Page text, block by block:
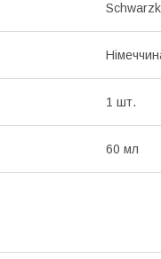
1 шт.
60 мл